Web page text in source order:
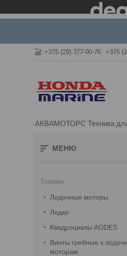
+375 (29) 377-00-76 +375
АКВАМОТОРС Техника
Товары
Лодочные моторы
Лодки
Квадроциклы AODES
Винты гребные к
моторам